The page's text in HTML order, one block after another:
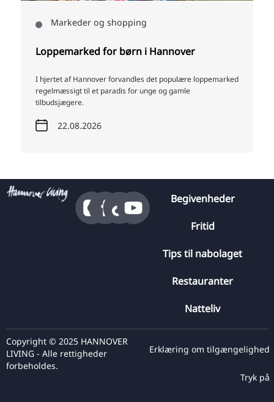
Markeder og shopping
Loppemarked for børn i Hannover
I hjertet af Hannover forvandles det populære loppemarked
regelmæssigt til et paradis for unge og gamle
tilbudsjægere.
22.08.2026
Begivenheder
Fritid
Tips til nabolaget
Restauranter
Natteliv
Copyright © 2025 HANNOVER
LIVING - Alle rettigheder
forbeholdes.
Erklæring om tilgængelighed
Tryk på